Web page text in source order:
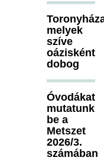
melyek
szíve
oázisként
dobog
Óvodákat
mutatunk
be a
Metszet
2026/3.
számában